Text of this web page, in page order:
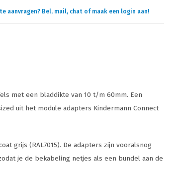
aanvragen? Bel, mail, chat of maak een login aan!
met een bladdikte van 10 t/m 60mm. Een
uit het module adapters Kindermann Connect
grijs (RAL7015). De adapters zijn vooralsnog
je de bekabeling netjes als een bundel aan de